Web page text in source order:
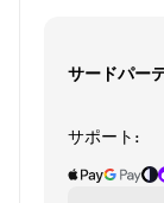
サードパー
サポート: